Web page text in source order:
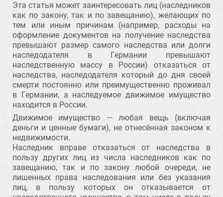
Эта статья может заинтересовать лиц (наследников
как по закону, так и по завещанию), желающих по
тем или иным причинам (например, расходы на
оформление документов на получение наследства
превышают размер самого наследства или долги
наследодателя в Германии превышают
наследственную массу в России) отказаться от
наследства, наследодателя который до дня своей
смерти постоянно или преимущественно проживал
в Германии, а наследуемое движимое имущество
находится в России.
Движимое имущество — любая вещь (включая
деньги и ценные бумаги), не отнесённая законом к
недвижимости.
Наследник вправе отказаться от наследства в
пользу других лиц из числа наследников как по
завещанию, так и по закону любой очереди, не
лишенных права наследования или без указания
лиц, в пользу которых он отказывается от